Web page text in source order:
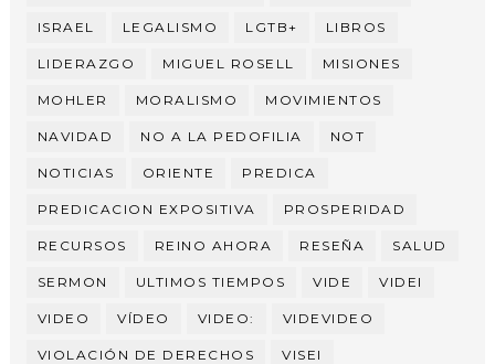
ISRAEL LEGALISMO LGTB+ LIBROS
LIDERAZGO MIGUEL ROSELL MISIONES
MOHLER MORALISMO MOVIMIENTOS
NAVIDAD NO A LA PEDOFILIA NOT
NOTICIAS ORIENTE PREDICA
PREDICACION EXPOSITIVA PROSPERIDAD
RECURSOS REINO AHORA RESEÑA SALUD
SERMON ULTIMOS TIEMPOS VIDE VIDEI
VIDEO VÍDEO VIDEO: VIDEVIDEO
VIOLACIÓN DE DERECHOS VISEI